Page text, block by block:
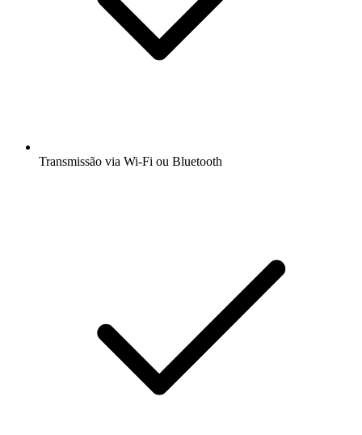
Transmissão via Wi-Fi ou Bluetooth